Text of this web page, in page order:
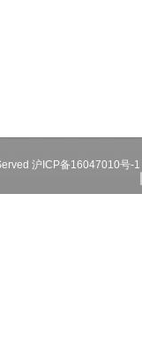
沪ICP备16047010号-1